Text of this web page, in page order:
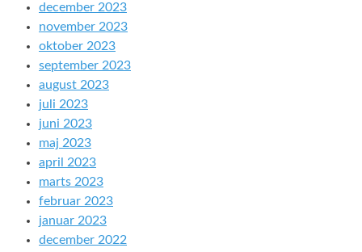
december 2023
november 2023
oktober 2023
september 2023
august 2023
juli 2023
juni 2023
maj 2023
april 2023
marts 2023
februar 2023
januar 2023
december 2022